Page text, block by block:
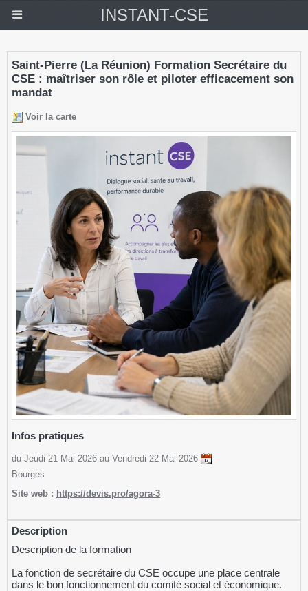
INSTANT-CSE
Saint-Pierre (La Réunion) Formation Secrétaire du
CSE : maîtriser son rôle et piloter efficacement son
mandat
Voir la carte
Infos pratiques
du Jeudi 21 Mai 2026 au Vendredi 22 Mai 2026
Bourges
Site web : https://devis.pro/agora-3
Description
Description de la formation
La fonction de secrétaire du CSE occupe une place centrale
dans le bon fonctionnement du comité social et économique.